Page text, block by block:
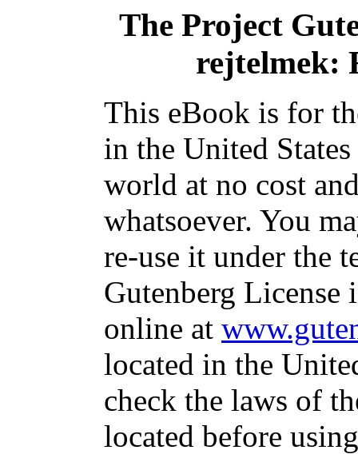
The Project
rejtelmek:
This eBook is for
in the United
world at no cost
whatsoever. You
re-use it under the
Gutenberg
online at
located in the
check the laws of
located before